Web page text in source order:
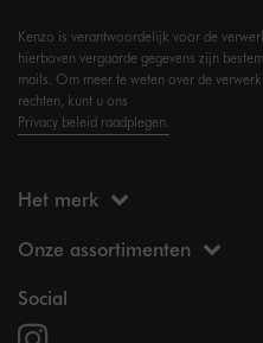
Kenzo is verantwoordelijk voor de
hierboven vergaarde gegevens zijn
mails. Om meer te weten over de
rechten, kunt u ons
Privacy beleid raadplegen.
Het merk
Onze assortimenten
Social